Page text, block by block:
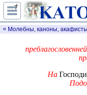
Молебны, каноны, акафисты
НаГосподи
Акафист
Канон и
славяно-
†